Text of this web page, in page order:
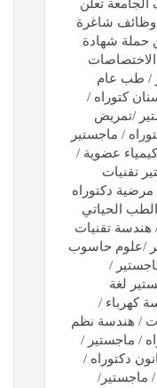
تعلن
وظائف شاغرة
حملة شهادة
الاختصاصات
/ طب عام
كتوراه /
/تمريض
/ ماجستير
كيمياء عضوية /
تقنيات
مرضية دكتوراه
الحياتي
هندسة تقنيات
/علوم حاسوب
/
لغة
كهرباء /
/ هندسة نظم
/ ماجستير /
دكتوراه /
/ ماجستير/